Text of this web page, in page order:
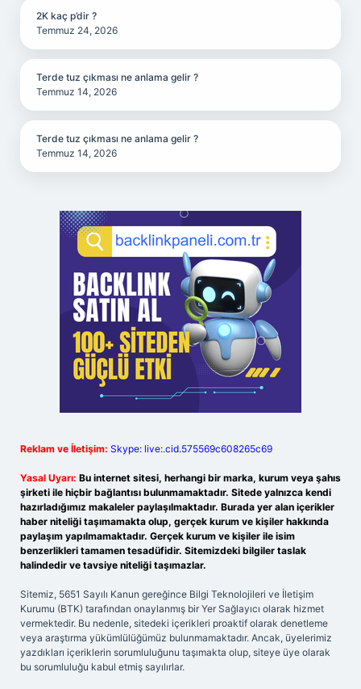
2K kaç p’dir ?
Temmuz 24, 2026
Terde tuz çıkması ne anlama gelir ?
Temmuz 14, 2026
Terde tuz çıkması ne anlama gelir ?
Temmuz 14, 2026
Reklam ve İletişim: Skype: live:.cid.575569c608265c69
Yasal Uyarı: Bu internet sitesi, herhangi bir marka, kurum veya şahıs
şirketi ile hiçbir bağlantısı bulunmamaktadır. Sitede yalnızca kendi
hazırladığımız makaleler paylaşılmaktadır. Burada yer alan içerikler
haber niteliği taşımamakta olup, gerçek kurum ve kişiler hakkında
paylaşım yapılmamaktadır. Gerçek kurum ve kişiler ile isim
benzerlikleri tamamen tesadüfidir. Sitemizdeki bilgiler taslak
halindedir ve tavsiye niteliği taşımazlar.
Sitemiz, 5651 Sayılı Kanun gereğince Bilgi Teknolojileri ve İletişim
Kurumu (BTK) tarafından onaylanmış bir Yer Sağlayıcı olarak hizmet
vermektedir. Bu nedenle, sitedeki içerikleri proaktif olarak denetleme
veya araştırma yükümlülüğümüz bulunmamaktadır. Ancak, üyelerimiz
yazdıkları içeriklerin sorumluluğunu taşımakta olup, siteye üye olarak
bu sorumluluğu kabul etmiş sayılırlar.